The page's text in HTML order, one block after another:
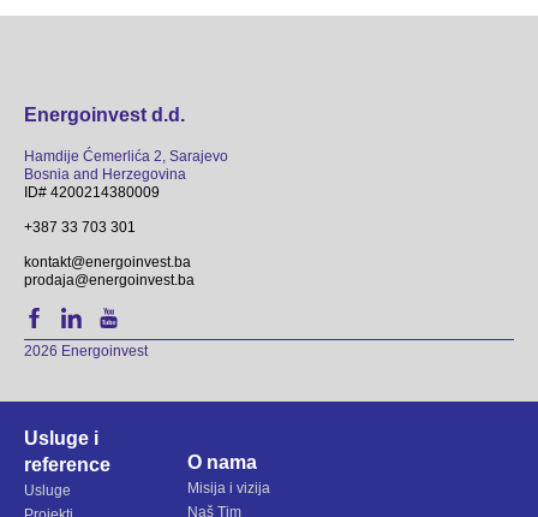
Energoinvest d.d.
Hamdije Ćemerlića 2, Sarajevo
Bosnia and Herzegovina
ID# 4200214380009
+387 33 703 301
kontakt@energoinvest.ba
prodaja@energoinvest.ba
2026 Energoinvest
Usluge i
reference
Usluge
O nama
Misija i vizija
Naš Tim